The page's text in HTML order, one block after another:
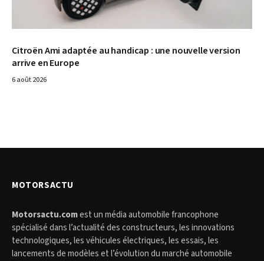
Citroën Ami adaptée au handicap : une nouvelle version
arrive en Europe
6 août 2026
MOTORSACTU
Motorsactu.comest un média automobile francophone
spécialisé dans l’actualité des constructeurs, les innovations
technologiques, les véhicules électriques, les essais, les
lancements de modèles et l’évolution du marché automobile